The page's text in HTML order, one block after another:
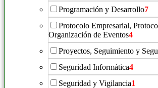
Programación y Desarrollo7
Protocolo Empresarial,
Organización de Eventos4
Proyectos, Seguimiento y
Seguridad Informática4
Seguridad y Vigilancia1